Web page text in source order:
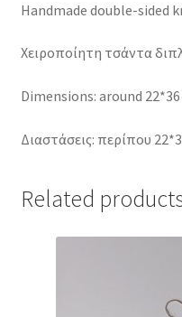
Handmade double-sided
Χειροποίητη τσάντα
Dimensions: around
Διαστάσεις: περίπου
Related